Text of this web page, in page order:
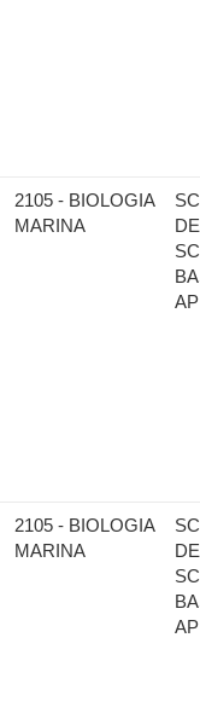
2105 - BIOLOGIA
MARINA
2105 - BIOLOGIA
MARINA